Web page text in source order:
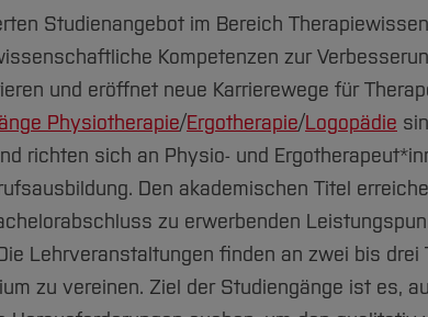
Studienangebot im Bereich
Kompetenzen zur
und eröffnet neue Karrierewege für
Physiotherapie/Ergotherapie/Logopädie
richten sich an Physio- und
Den akademischen Titel
zu erwerbenden
Lehrveranstaltungen finden an zwei bis drei
zu vereinen. Ziel der Studiengänge ist es,